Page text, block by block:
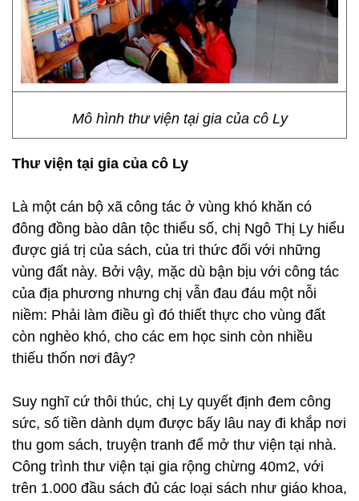
Mô hình thư viện tại gia của cô Ly
Thư viện tại gia của cô Ly
Là một cán bộ xã công tác ở vùng khó khăn có
đông đồng bào dân tộc thiểu số, chị Ngô Thị Ly hiểu
được giá trị của sách, của tri thức đối với những
vùng đất này. Bởi vậy, mặc dù bận bịu với công tác
của địa phương nhưng chị vẫn đau đáu một nỗi
niềm: Phải làm điều gì đó thiết thực cho vùng đất
còn nghèo khó, cho các em học sinh còn nhiều
thiếu thốn nơi đây?
Suy nghĩ cứ thôi thúc, chị Ly quyết định đem công
sức, số tiền dành dụm được bấy lâu nay đi khắp nơi
thu gom sách, truyện tranh để mở thư viện tại nhà.
Công trình thư viện tại gia rộng chừng 40m2, với
trên 1.000 đầu sách đủ các loại sách như giáo khoa,